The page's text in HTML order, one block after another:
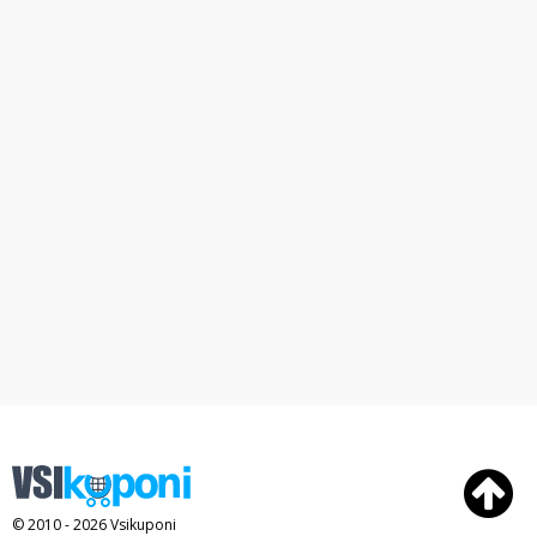
© 2010 - 2026Vsikuponi